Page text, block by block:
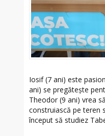
Iosif (7 ani) este
ani) se pregătește
Theodor (9 ani) vrea
construiască pe teren
început să studiez